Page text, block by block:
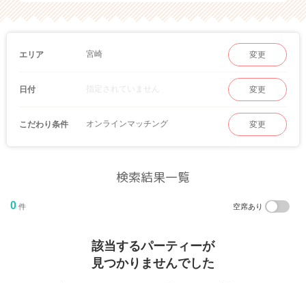
エリア 宮崎 変更
日付 指定されていません 変更
こだわり条件 オンラインマッチング 変更
検索結果一覧
0 件 空席あり
該当するパーティーが
見つかりませんでした